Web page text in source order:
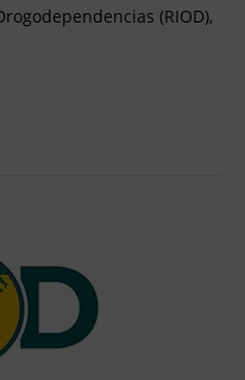
(RIOD),